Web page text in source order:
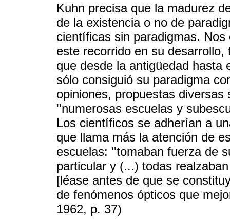
Kuhn precisa que la madurez
de la existencia o no de
científicas sin paradigmas.
este recorrido en su
que desde la antigüedad hasta
sólo consiguió su paradigma
opiniones, propuestas
''numerosas escuelas y
Los científicos se adherían a
que llama más la atención de
escuelas: ''tomaban fuerza de
particular y (...) todas
[léase antes de que se
de fenómenos ópticos que
1962, p. 37)